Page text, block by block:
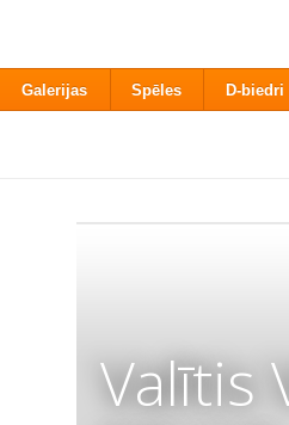
Galerijas Spēles D-biedri
Valītis